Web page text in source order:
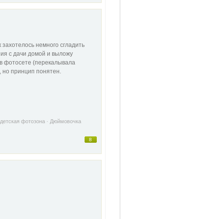
немного сгладить
с дачи домой и выложу
фотосете (перекалывала
но принцип понятен.
детская фотозона · Дюймовочка
8